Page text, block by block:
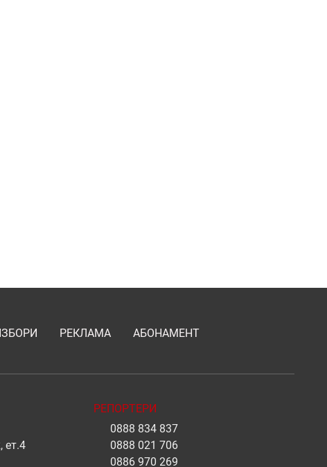
РЕКЛАМА АБОНАМЕНТ
ет.4
РЕПОРТЕРИ
0888 834 837
0888 021 706
0886 970 269